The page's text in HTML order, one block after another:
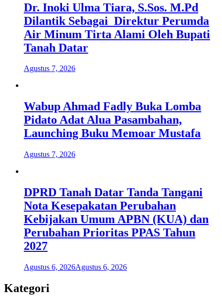
Dr. Inoki Ulma Tiara, S.Sos. M.Pd
Dilantik Sebagai Direktur Perumda
Air Minum Tirta Alami Oleh Bupati
Tanah Datar
Agustus 7, 2026
Wabup Ahmad Fadly Buka Lomba
Pidato Adat Alua Pasambahan,
Launching Buku Memoar Mustafa
Agustus 7, 2026
DPRD Tanah Datar Tanda Tangani
Nota Kesepakatan Perubahan
Kebijakan Umum APBN (KUA) dan
Perubahan Prioritas PPAS Tahun
2027
Agustus 6, 2026Agustus 6, 2026
Kategori